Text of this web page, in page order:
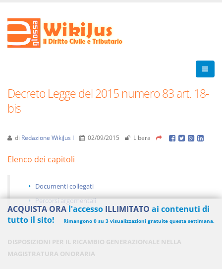
Decreto Legge del 2015 numero 83 art. 18-
bis
di Redazione WikiJus I 02/09/2015 Libera
Elenco dei capitoli
Documenti collegati
Percorsi argomentali
DISPOSIZIONI PER IL RICAMBIO GENERAZIONALE NELLA
MAGISTRATURA ONORARIA
ACQUISTA ORA l'accesso ILLIMITATO ai contenuti di
tutto il sito!
Rimangono 0 su 3 visualizzazioni gratuite questa settimana.